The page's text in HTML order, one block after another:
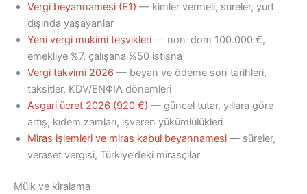
Vergi beyannamesi (E1) — kimler vermeli, süreler, yurt
dışında yaşayanlar
Yeni vergi mukimi teşvikleri — non-dom 100.000 €,
emekliye %7, çalışana %50 istisna
Vergi takvimi 2026 — beyan ve ödeme son tarihleri,
taksitler, KDV/ΕΝΦΙΑ dönemleri
Asgari ücret 2026 (920 €) — güncel tutar, yıllara göre
artış, kıdem zamları, işveren yükümlülükleri
Miras işlemleri ve miras kabul beyannamesi — süreler,
veraset vergisi, Türkiye’deki mirasçılar
Mülk ve kiralama